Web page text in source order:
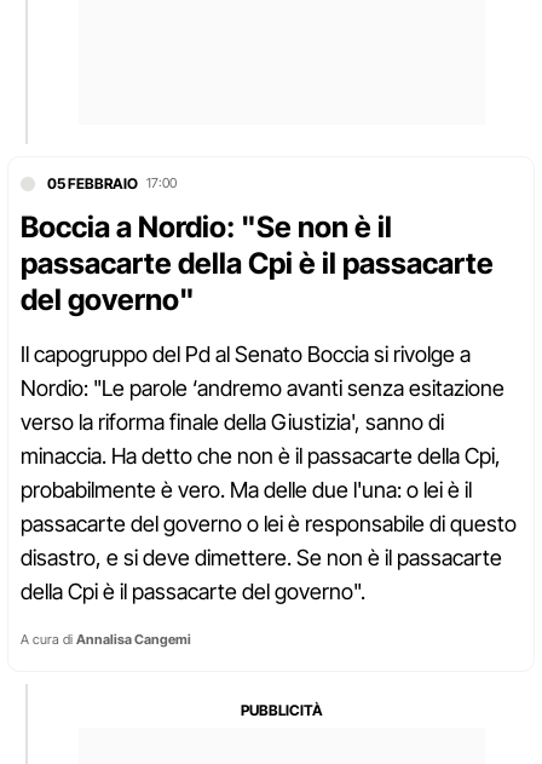
05 FEBBRAIO 17:00
Boccia a Nordio: "Se non è il
passacarte della Cpi è il passacarte
del governo"
Il capogruppo del Pd al Senato Boccia si rivolge a
Nordio: "Le parole ‘andremo avanti senza esitazione
verso la riforma finale della Giustizia', sanno di
minaccia. Ha detto che non è il passacarte della Cpi,
probabilmente è vero. Ma delle due l'una: o lei è il
passacarte del governo o lei è responsabile di questo
disastro, e si deve dimettere. Se non è il passacarte
della Cpi è il passacarte del governo".
A cura di Annalisa Cangemi